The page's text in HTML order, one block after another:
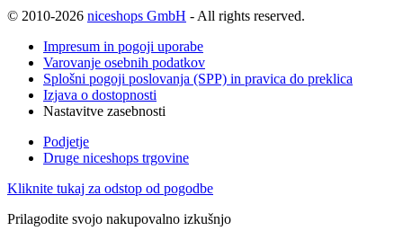
© 2010-2026 niceshops GmbH - All rights reserved.
Impresum in pogoji uporabe
Varovanje osebnih podatkov
Splošni pogoji poslovanja (SPP) in pravica do preklica
Izjava o dostopnosti
Nastavitve zasebnosti
Podjetje
Druge niceshops trgovine
Kliknite tukaj za odstop od pogodbe
Prilagodite svojo nakupovalno izkušnjo